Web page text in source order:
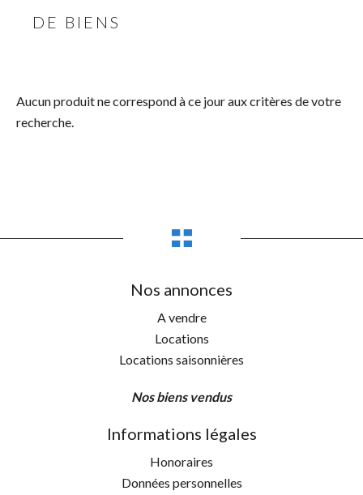
DE BIENS
Aucun produit ne correspond à ce jour aux critères de votre
recherche.
Nos annonces
A vendre
Locations
Locations saisonnières
Nos biens vendus
Informations légales
Honoraires
Données personnelles